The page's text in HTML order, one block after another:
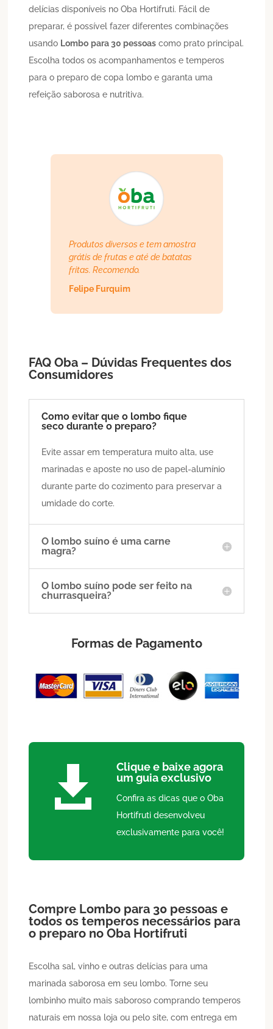
delícias disponíveis no Oba Hortifruti. Fácil de
preparar, é possível fazer diferentes combinações
usando Lombo para 30 pessoas como prato principal.
Escolha todos os acompanhamentos e temperos
para o preparo de copa lombo e garanta uma
refeição saborosa e nutritiva.
Produtos diversos e tem amostra
grátis de frutas e até de batatas
fritas. Recomendo.
Felipe Furquim
FAQ Oba – Dúvidas Frequentes dos
Consumidores
Como evitar que o lombo fique
seco durante o preparo?
Evite assar em temperatura muito alta, use
marinadas e aposte no uso de papel-alumínio
durante parte do cozimento para preservar a
umidade do corte.
O lombo suíno é uma carne
magra?
O lombo suíno pode ser feito na
churrasqueira?
Formas de Pagamento

Clique e baixe agora
um guia exclusivo
Confira as dicas que o Oba
Hortifruti desenvolveu
exclusivamente para você!
Compre Lombo para 30 pessoas e
todos os temperos necessários para
o preparo no Oba Hortifruti
Escolha sal, vinho e outras delícias para uma
marinada saborosa em seu lombo. Torne seu
lombinho muito mais saboroso comprando temperos
naturais em nossa loja ou pelo site, com entrega em